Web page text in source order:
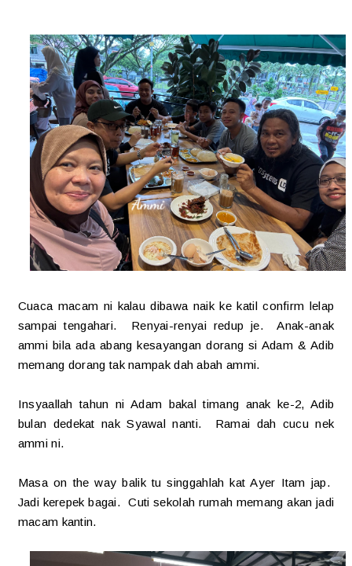
Cuaca macam ni kalau dibawa naik ke katil confirm lelap
sampai tengahari. Renyai-renyai redup je. Anak-anak
ammi bila ada abang kesayangan dorang si Adam & Adib
memang dorang tak nampak dah abah ammi.
Insyaallah tahun ni Adam bakal timang anak ke-2, Adib
bulan dedekat nak Syawal nanti. Ramai dah cucu nek
ammi ni.
Masa on the way balik tu singgahlah kat Ayer Itam jap.
Jadi kerepek bagai. Cuti sekolah rumah memang akan jadi
macam kantin.